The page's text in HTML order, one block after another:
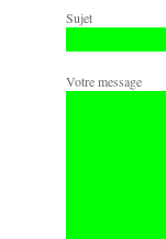
Sujet
Votre message